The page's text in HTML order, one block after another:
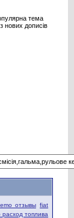
тема
нових дописів
отзывы fiat
расход топлива